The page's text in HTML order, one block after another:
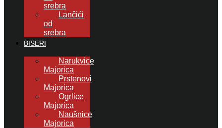
srebra
Lančići
od
srebra
BISERI
Narukvice
Majorica
Prstenovi
Majorica
Ogrlice
Majorica
Naušnice
Majorica